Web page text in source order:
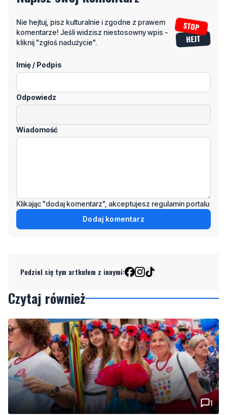
Nie hejtuj, pisz kulturalnie i zgodne z prawem
komentarze! Jeśli widzisz niestosowny wpis -
kliknij "zgłoś nadużycie".
Imię / Podpis
Odpowiedz
Wiadomość
Klikając "dodaj komentarz", akceptujesz regulamin portalu
Dodaj komentarz
Podziel się tym artkułem z innymi:
Czytaj również
1